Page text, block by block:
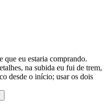
que eu estaria comprando.
na subida eu fui de trem,
desde o início; usar os dois